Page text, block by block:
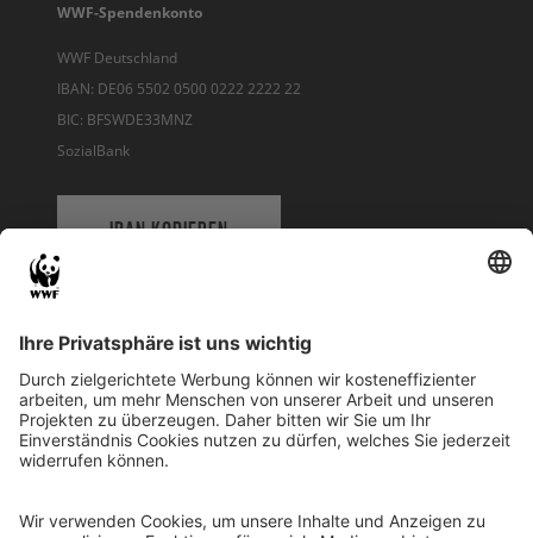
WWF-Spendenkonto
WWF Deutschland
IBAN: DE06 5502 0500 0222 2222 22
BIC: BFSWDE33MNZ
SozialBank
IBAN KOPIEREN
WWF Deutschland
Reinhardtstr. 18
10117 Berlin
Ihre Spende kann steuerlich geltend gemacht werden